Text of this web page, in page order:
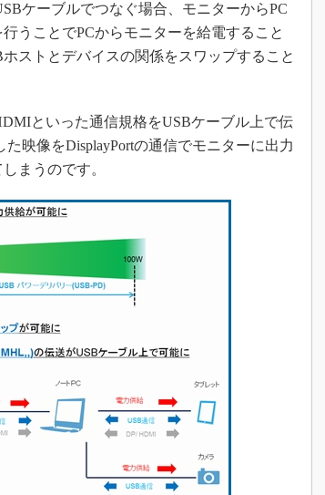
ケーブルでつなぐ場合、モニターからPC
うことでPCからモニターを給電すること
ストとデバイスの関係をスワップすること
といった通信規格をUSBケーブル上で伝
映像をDisplayPortの通信でモニターに出力
まうのです。